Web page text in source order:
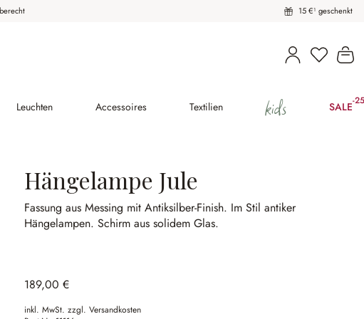
15 €¹ geschenkt
Du hast
Leuchten Accessoires Textilien kids SALE-
Hängelampe Jule
Fassung aus Messing mit Antiksilber-Finish. Im Stil antiker
Hängelampen.Schirm aus solidem Glas.
189,00 €
inkl. MwSt. zzgl. Versandkosten